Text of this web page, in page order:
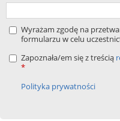
Wyrażam zgodę na
formularzu w celu
Zapoznała/em się z treścią
*
Polityka prywatności